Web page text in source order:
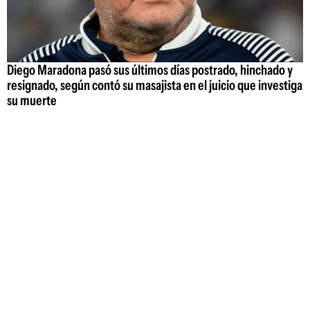
Diego Maradona pasó sus últimos días postrado, hinchado y
resignado, según contó su masajista en el juicio que investiga
su muerte